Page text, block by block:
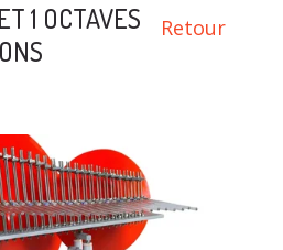
Retour
1 OCTAVES